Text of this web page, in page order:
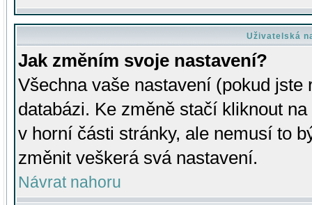
Uživatelská
Jak změním svoje nastavení?
Všechna vaše nastavení (pokud
databázi. Ke změně stačí kliknout
v horní části stránky, ale nemusí to
změnit veškerá svá nastavení.
Návrat nahoru